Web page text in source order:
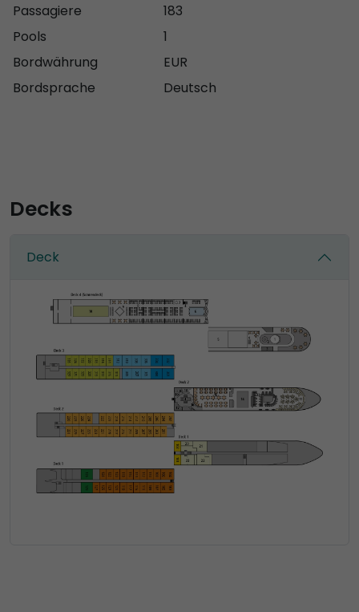
Passagiere
183
Pools
1
Bordwährung
EUR
Bordsprache
Deutsch
Decks
Deck